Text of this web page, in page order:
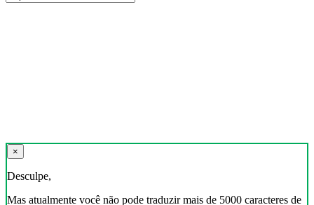
×
Desculpe,
Mas atualmente você não pode traduzir mais de 5000 caracteres de